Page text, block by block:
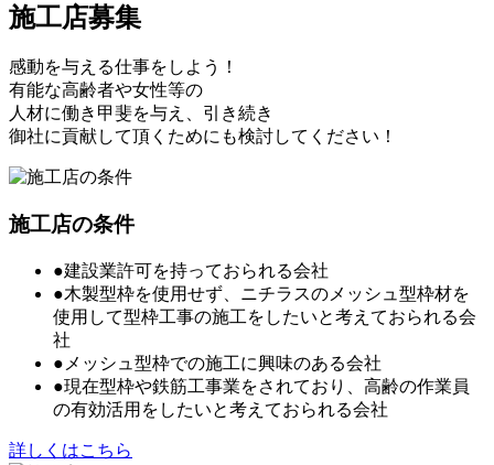
施工店募集
感動を与える仕事をしよう！
有能な高齢者や女性等の
人材に働き甲斐を与え、引き続き
御社に貢献して頂くためにも検討してください！
施工店の条件
●建設業許可を持っておられる会社
●木製型枠を使用せず、ニチラスのメッシュ型枠材を
使用して型枠工事の施工をしたいと考えておられる会
社
●メッシュ型枠での施工に興味のある会社
●現在型枠や鉄筋工事業をされており、高齢の作業員
の有効活用をしたいと考えておられる会社
詳しくはこちら